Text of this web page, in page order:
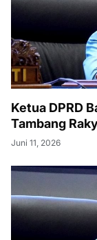
Ketua DPRD
Tambang
Juni 11, 2026